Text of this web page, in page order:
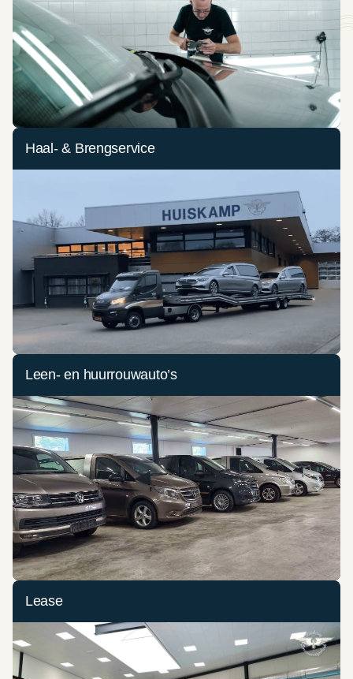
Haal- & Brengservice
Leen- en huurrouwauto’s
Lease